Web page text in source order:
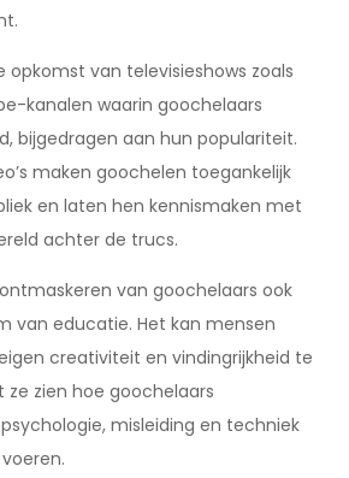
van televisieshows zoals
kanalen waarin goochelaars
bijgedragen aan hun populariteit.
maken goochelen toegankelijk
en laten hen kennismaken met
achter de trucs.
van goochelaars ook
van educatie. Het kan mensen
creativiteit en vindingrijkheid te
zien hoe goochelaars
misleiding en techniek